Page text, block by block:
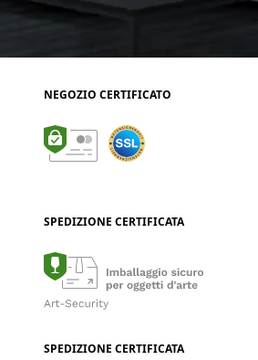
NEGOZIO CERTIFICATO
SPEDIZIONE CERTIFICATA
SPEDIZIONE CERTIFICATA